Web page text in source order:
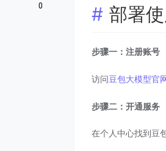
部署
步骤一：注册账号
访问豆包大模型官
步骤二：开通服务
在个人中心找到豆
0